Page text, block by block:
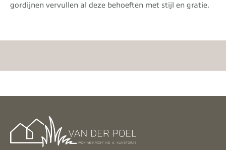
gordijnen vervullen al deze behoeften met stijl en gratie.